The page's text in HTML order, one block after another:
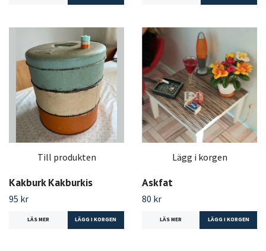
Till produkten
Kakburk Kakburkis
95 kr
LÄS MER
Lägg i korgen
Askfat
80 kr
LÄS MER LÄGG I KORGEN